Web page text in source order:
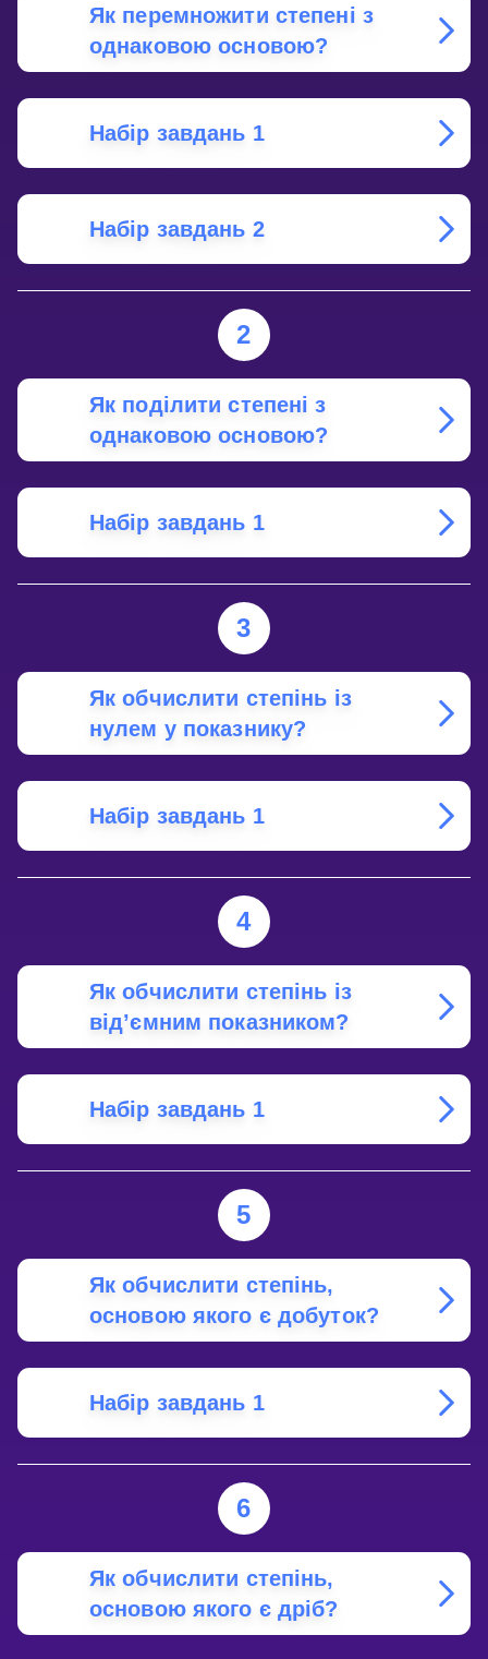
Як перемножити степені з
однаковою основою?
Набір завдань 1
Набір завдань 2
2
Як поділити степені з
однаковою основою?
Набір завдань 1
3
Як обчислити степінь із
нулем у показнику?
Набір завдань 1
4
Як обчислити степінь із
від’ємним показником?
Набір завдань 1
5
Як обчислити степінь,
основою якого є добуток?
Набір завдань 1
6
Як обчислити степінь,
основою якого є дріб?